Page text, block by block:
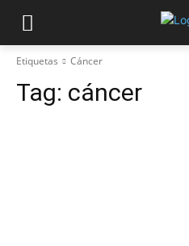
Etiquetas Cáncer
Tag: cáncer